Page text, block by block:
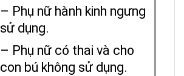
– Phụ nữ hành kinh ngưng
sử dụng.
– Phụ nữ có thai và cho
con bú không sử dụng.